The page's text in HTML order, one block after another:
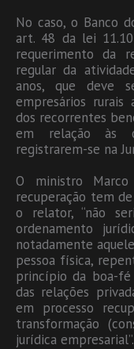
No caso, o Banco
art. 48 da lei
requerimento da
regular da
anos, que deve
empresários rurais
dos recorrentes
em relação às
registrarem-se na
O ministro
recuperação tem
o relator, “não
ordenamento
notadamente
pessoa física,
princípio da boa-
das relações
em processo
transformação
jurídica empresarial”.